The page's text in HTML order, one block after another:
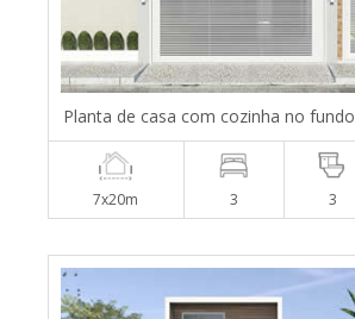
Planta de casa com cozinha no fundo
7x20m 3 3